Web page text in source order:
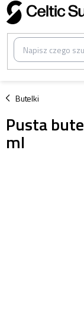
Przejść
do
treści
Butelki
/
Pusta
ml